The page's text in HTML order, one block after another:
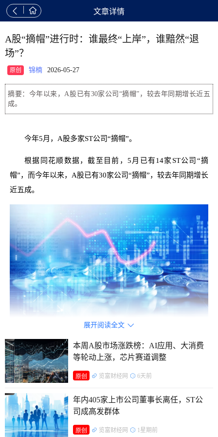
  文章详情
A股“摘帽”进行时：谁最终“上岸”，谁黯然“退
场”？
原创 锦楠 2026-05-27
摘要：今年以来，A股已有30家公司“摘帽”，较去年同期增长近五
成。
今年5月，A股多家ST公司“摘帽”。
根据同花顺数据，截至目前，5月已有14家ST公司“摘
帽”，而今年以来，A股已有30家公司“摘帽”，较去年同期增长
近五成。
值得注意的是，*ST岩石、*ST国化、*ST熊猫、*ST华
嵘、退市观典五家公司触及终止上市条件。其中，*ST岩石、
*ST国化、*ST熊猫、*ST华嵘同日发布公告，均因触发财务类
定，公司股票将进入退市整理期交易。
展开阅读全文 
本周A股市场涨跌榜：AI应用、大消费
等轮动上涨，芯片赛道调整
原创 览富财经网 6天前
年内405家上市公司董事长离任，ST公
司成高发群体
原创 览富财经网 1星期前